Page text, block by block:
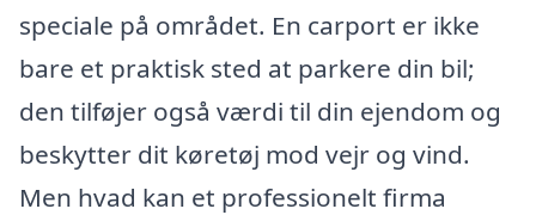
speciale på området. En carport er ikke
bare et praktisk sted at parkere din bil;
den tilføjer også værdi til din ejendom og
beskytter dit køretøj mod vejr og vind.
Men hvad kan et professionelt firma